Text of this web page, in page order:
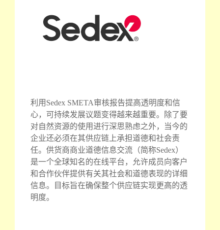
利用Sedex SMETA审核报告提高透明度和信
心，可持续发展议题变得越来越重要。除了要
对自然资源的使用进行深思熟虑之外，当今的
企业还必须在其供应链上承担道德和社会责
任。供货商商业道德信息交流（简称Sedex）
是一个全球知名的在线平台，允许成员向客户
和合作伙伴提供有关其社会和道德表现的详细
信息。目标旨在确保整个供应链实现更高的透
明度。